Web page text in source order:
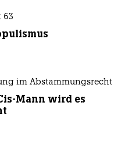
63
im Abstammungsrecht
Mann wird es